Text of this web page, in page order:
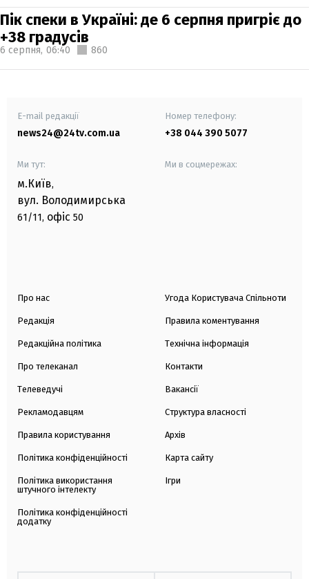
Пік спеки в Україні: де 6 серпня пригріє до
+38 градусів
6 серпня, 06:40 860
E-mail редакції
news24@24tv.com.ua
Номер телефону:
+38 044 390 5077
Ми тут:
м.Київ,
вул. Володимирська
61/11, офіс 50
Ми в соцмережах:
Про нас
Редакція
Редакційна політика
Про телеканал
Телеведучі
Рекламодавцям
Правила користування
Політика конфіденційності
Політика використання
штучного інтелекту
Політика конфіденційності
додатку
Угода Користувача Спільноти
Правила коментування
Технічна інформація
Контакти
Вакансії
Структура власності
Архів
Карта сайту
Ігри